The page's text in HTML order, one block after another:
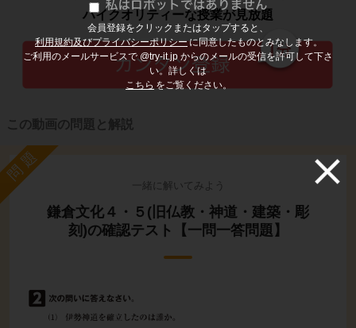
会員登録をクリックまたはタップすると、
利用規約及びプライバシーポリシーに同意したものとみなします。
ご利用のメールサービスで @try-it.jp からのメールの受信を許可して下さ
い。詳しくは
こちら をご覧ください。
ハイクオリティーな授業が見放題
この動画の問題と解説
問題
一緒に解いてみよう
鎌倉文化４・５(旧仏教・神道・建築・彫
刻)の確認テスト【一問一答問題】